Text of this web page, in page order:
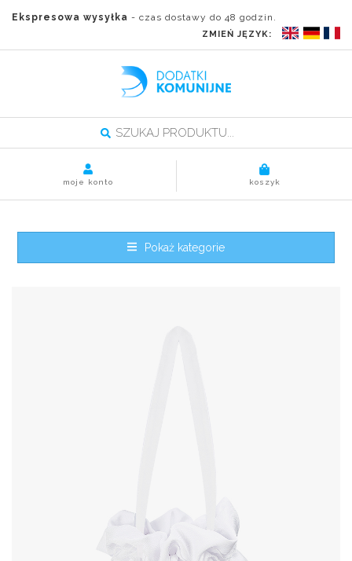
Ekspresowa wysyłka - czas dostawy do 48 godzin.
ZMIEŃ JĘZYK:
koszyk
moje konto
Pokaż kategorie